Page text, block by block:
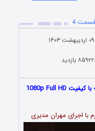
قسمت 4
۰۹ اردیبهشت ۱۴۰۳
۸۵۹۲۲ بازدید
دانلود سریال اسکار فصل پنجم قسمت 4 با کیفیت 1080p Full HD